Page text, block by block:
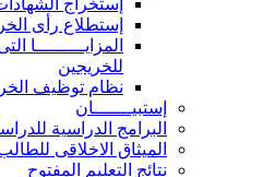
إستطلاع رأى
المزايـــــــــا
للخريجين
نظام توظيف
إستبيـــــــان
البرامج الدراسية
الميثاق الاخلاقى
نتائج التعليم المفتوح